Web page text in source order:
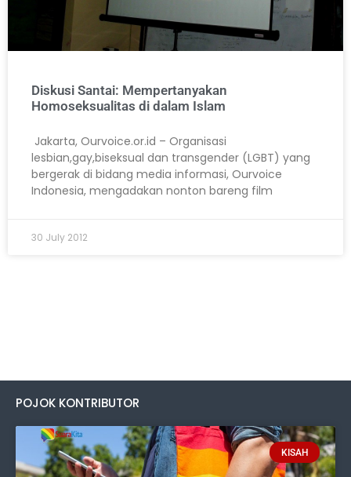
Diskusi Santai: Mempertanyakan
Homoseksualitas di dalam Islam
Jakarta, Ourvoice.or.id – Organisasi
lesbian,gay,biseksual dan transgender (LGBT) yang
bergerak di bidang media informasi, Ourvoice
Indonesia, mengadakan nonton bareng film
30 July 2012
POJOK KONTRIBUTOR
KISAH